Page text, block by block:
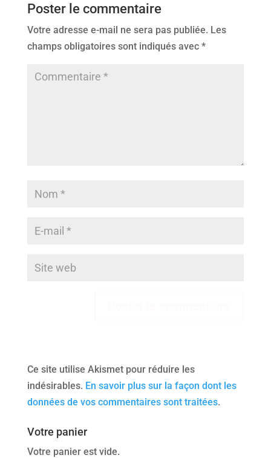
Poster le commentaire
Votre adresse e-mail ne sera pas publiée. Les
champs obligatoires sont indiqués avec *
Ce site utilise Akismet pour réduire les
indésirables. En savoir plus sur la façon dont les
données de vos commentaires sont traitées.
Votre panier
Votre panier est vide.